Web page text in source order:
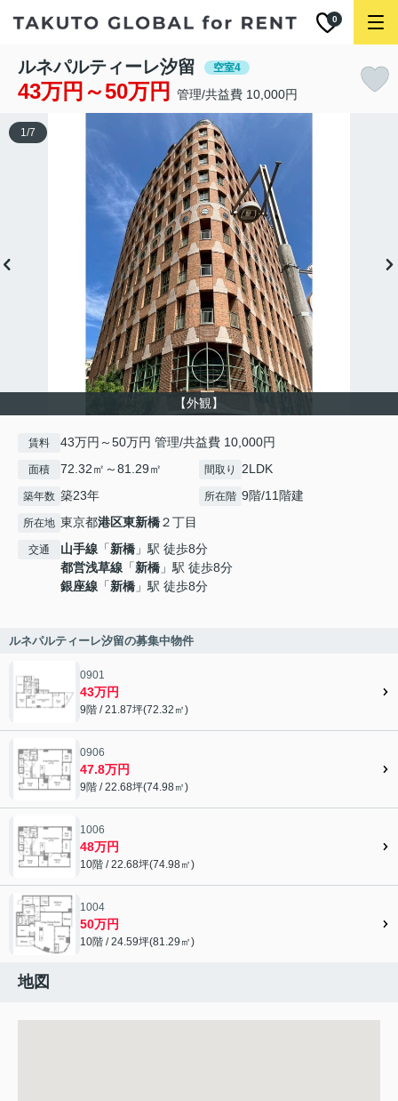
0
ルネパルティーレ汐留 空室4
43万円～50万円 管理/共益費 10,000円
【外観】
1/7
賃料 43万円～50万円 管理/共益費 10,000円
面積 72.32㎡～81.29㎡ 間取り 2LDK
築年数 築23年 所在階 9階/11階建
所在地 東京都港区東新橋２丁目
交通 山手線 「新橋 」駅 徒歩8分
都営浅草線 「新橋 」駅 徒歩8分
銀座線 「新橋 」駅 徒歩8分
ルネパルティーレ汐留の募集中物件
0901
43万円
9階 / 21.87坪(72.32㎡)
0906
47.8万円
9階 / 22.68坪(74.98㎡)
1006
48万円
10階 / 22.68坪(74.98㎡)
1004
50万円
10階 / 24.59坪(81.29㎡)
地図